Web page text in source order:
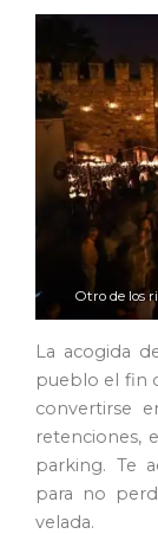
Otro de los
La acogida
pueblo el fin
convertirse
retenciones,
parking. Te
para no
velada.